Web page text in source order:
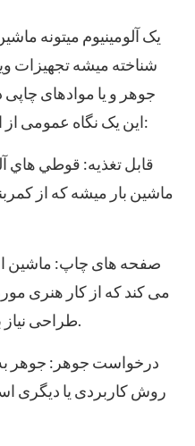
یک آلومینیوم میتونه
شناخته میشه تجهیزات
جوهر و یا موادهای
این یک نگاه عمومی از اینکه چگونه ماشین کار می کند:
قابل تغذيه: قوطي هاي
ماشين بار ميشه که از
صفحه های چاپ: ماشین
می کند که از کار هنری
طراحی نیاز به یک صفحه چاپ جداگانه دارد.
درخواست جوهر: جوهر
روش کاربردی یا دیگری